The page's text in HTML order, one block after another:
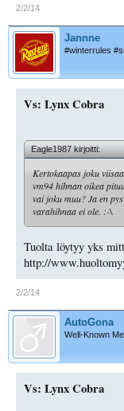
2/2/14
Jannne
#winterrules
Vs: Lynx Cobra
Eagle1987 kirjoitti:
Kertokaapas joku
vm94 hihnan oikea
vai joku muu? Ja en
varahihnaa ei ole. :-\
Tuolta löytyy yks
http://
2/2/14
AutoGona
Well-Known
Vs: Lynx Cobra